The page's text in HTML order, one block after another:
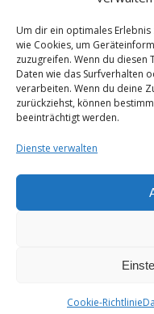
Um dir ein optimales
wie Cookies, um
zuzugreifen. Wenn du diesen
Daten wie das Surfverhalten
verarbeiten. Wenn du deine
zurückziehst, können
beeinträchtigt werden.
Dienste verwalten
Cookie-Richtlinie
Ashe